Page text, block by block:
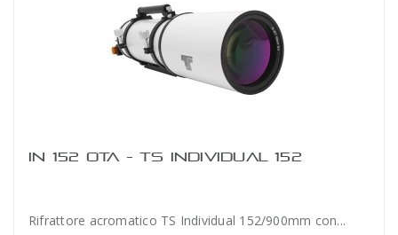
IN 152 OTA - TS INDIVIDUAL 152
Rifrattore acromatico TS Individual 152/900mm con...